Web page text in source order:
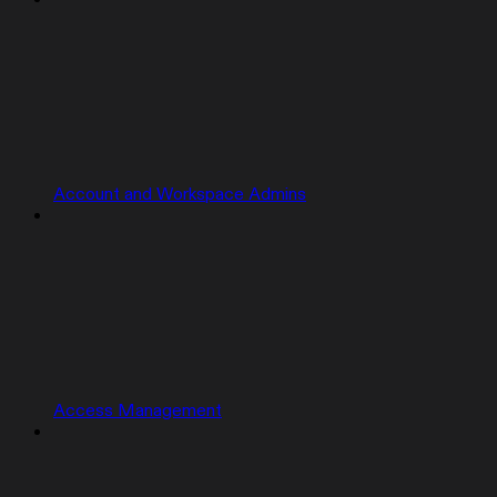
Account and Workspace Admins
Access Management